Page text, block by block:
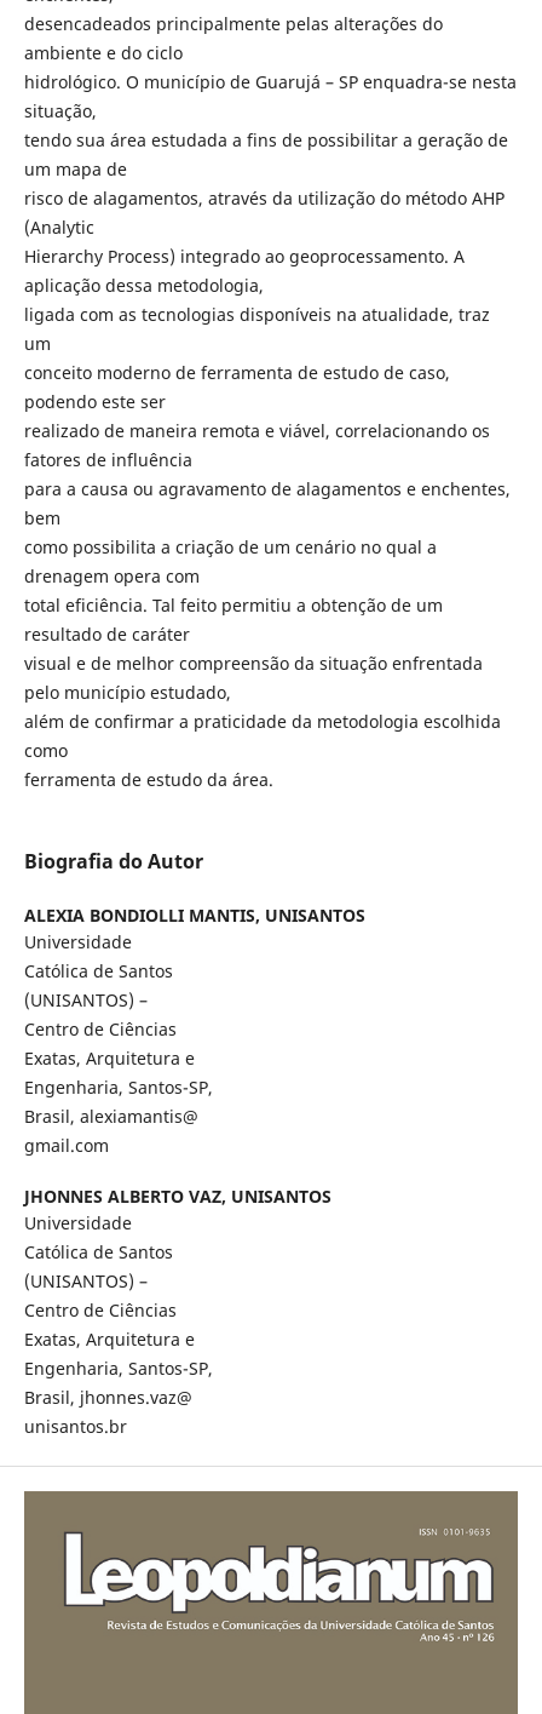
desencadeados principalmente pelas alterações do
ambiente e do ciclo
hidrológico. O município de Guarujá – SP enquadra-se nesta
situação,
tendo sua área estudada a fins de possibilitar a geração de
um mapa de
risco de alagamentos, através da utilização do método AHP
(Analytic
Hierarchy Process) integrado ao geoprocessamento. A
aplicação dessa metodologia,
ligada com as tecnologias disponíveis na atualidade, traz
um
conceito moderno de ferramenta de estudo de caso,
podendo este ser
realizado de maneira remota e viável, correlacionando os
fatores de influência
para a causa ou agravamento de alagamentos e enchentes,
bem
como possibilita a criação de um cenário no qual a
drenagem opera com
total eficiência. Tal feito permitiu a obtenção de um
resultado de caráter
visual e de melhor compreensão da situação enfrentada
pelo município estudado,
além de confirmar a praticidade da metodologia escolhida
como
ferramenta de estudo da área.
Biografia do Autor
ALEXIA BONDIOLLI MANTIS, UNISANTOS
Universidade
Católica de Santos
(UNISANTOS) –
Centro de Ciências
Exatas, Arquitetura e
Engenharia, Santos-SP,
Brasil, alexiamantis@
gmail.com
JHONNES ALBERTO VAZ, UNISANTOS
Universidade
Católica de Santos
(UNISANTOS) –
Centro de Ciências
Exatas, Arquitetura e
Engenharia, Santos-SP,
Brasil, jhonnes.vaz@
unisantos.br